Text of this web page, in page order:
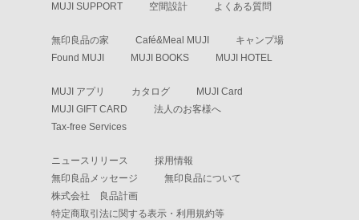
MUJI SUPPORT
空間設計 よくある質問
無印良品の家 Café&Meal MUJI
キャンプ場
Found MUJI
MUJI BOOKS MUJI HOTEL
MUJI アプリ カタログ
MUJI Card
MUJI GIFT CARD
法人のお客様へ
Tax-free Services
ニュースリリース
採用情報
無印良品メッセージ
無印良品について
株式会社 良品計画
特定商取引法に関する表示・利用規約等